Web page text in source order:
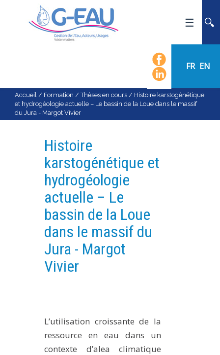
FR EN
ACTUALITÉS
AGENDA
CALENDRIER DES ÉVÈNEMENTS
ORGANIGRAMME
LISTE DU PERSONNEL
LES DOMAINES SCIENTIFIQUES
LES ÉQUIPES
RECHERCHE
PLATEFORMES EXPÉRIMENTALES
IMPLANTATIONS GÉOGRAPHIQUES
PROJETS EN COURS
Accueil / Formation /Thèses en cours / Histoire karstogénétique
et hydrogéologie actuelle – Le bassin de la Loue dans le massif
du Jura - Margot Vivier
Histoire
karstogénétique et
hydrogéologie
actuelle – Le
bassin de la Loue
dans le massif du
Jura - Margot
Vivier
L’utilisation croissante de la
ressource en eau dans un
contexte d’alea climatique